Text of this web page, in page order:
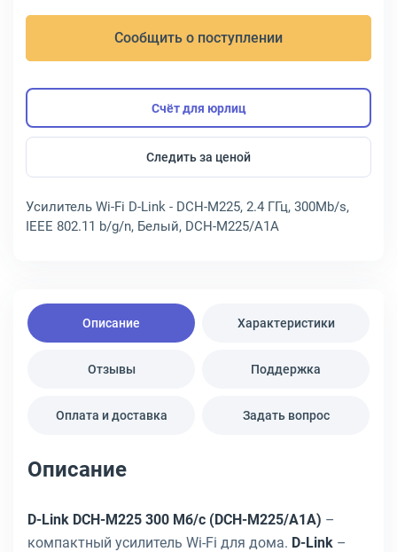
Сообщить о поступлении
Счёт для юрлиц
Следить за ценой
Усилитель Wi-Fi D-Link - DCH-M225, 2.4 ГГц, 300Mb/s,
IEEE 802.11 b/g/n, Белый, DCH-M225/A1A
Описание Характеристики
Отзывы Поддержка
Оплата и доставка Задать вопрос
Описание
D-Link DCH-M225 300 Мб/с (DCH-M225/A1A) –
компактный усилитель Wi-Fi для дома. D-Link –